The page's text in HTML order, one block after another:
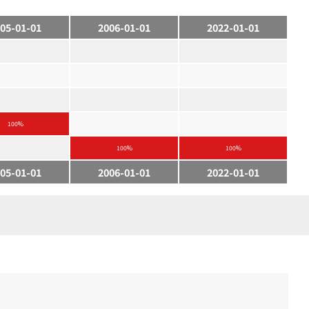
01-01 2006-01-01 2022-01-01
100%
100% 100%
01-01 2006-01-01 2022-01-01